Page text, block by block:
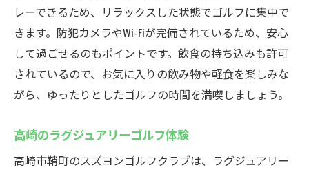
レーできるため、リラックスした状態でゴルフに集中で
きます。防犯カメラやWi-Fiが完備されているため、安心
して過ごせるのもポイントです。飲食の持ち込みも許可
されているので、お気に入りの飲み物や軽食を楽しみな
がら、ゆったりとしたゴルフの時間を満喫しましょう。
高崎のラグジュアリーゴルフ体験
高崎市鞘町のスズヨンゴルフクラブは、ラグジュアリー